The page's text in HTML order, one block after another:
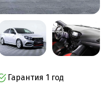
Гарантия 1 год